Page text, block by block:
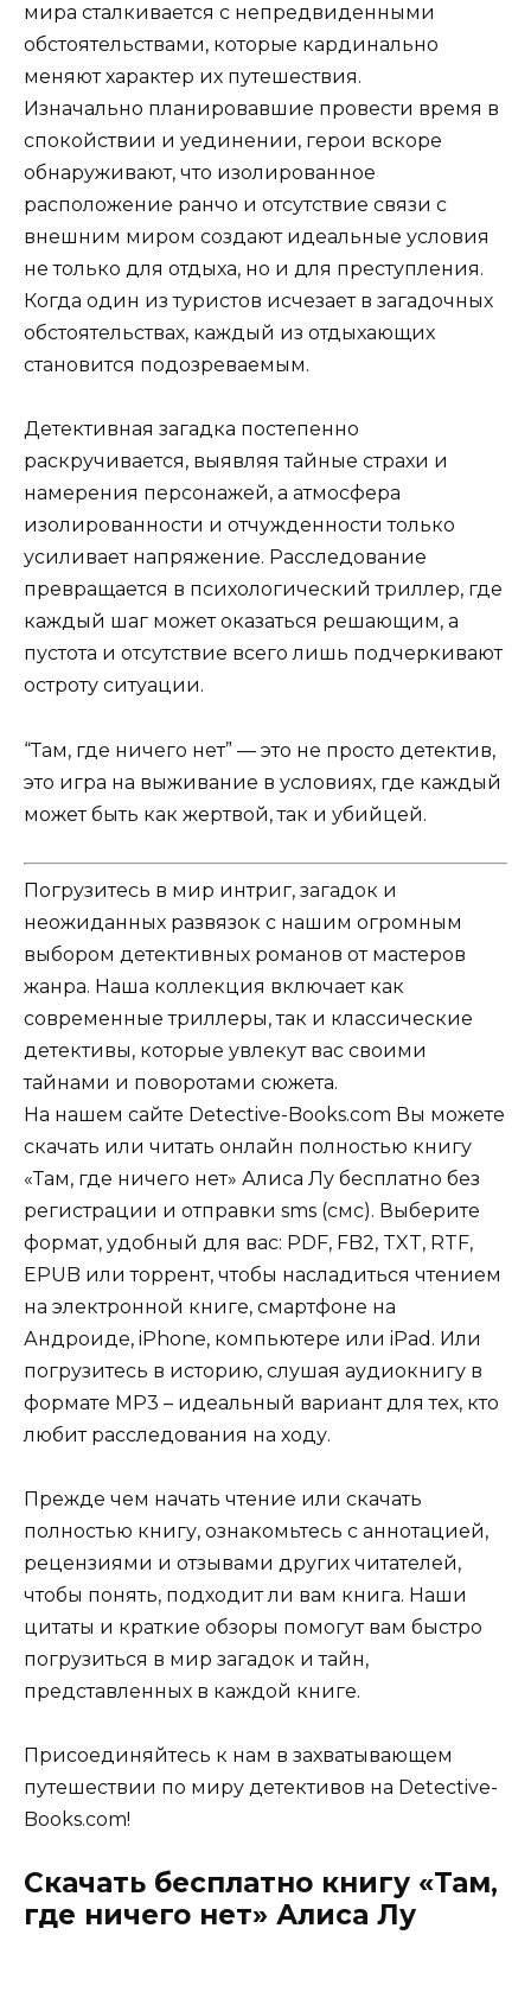
мира сталкивается с непредвиденными
обстоятельствами, которые кардинально
меняют характер их путешествия.
Изначально планировавшие провести время в
спокойствии и уединении, герои вскоре
обнаруживают, что изолированное
расположение ранчо и отсутствие связи с
внешним миром создают идеальные условия
не только для отдыха, но и для преступления.
Когда один из туристов исчезает в загадочных
обстоятельствах, каждый из отдыхающих
становится подозреваемым.
Детективная загадка постепенно
раскручивается, выявляя тайные страхи и
намерения персонажей, а атмосфера
изолированности и отчужденности только
усиливает напряжение. Расследование
превращается в психологический триллер, где
каждый шаг может оказаться решающим, а
пустота и отсутствие всего лишь подчеркивают
остроту ситуации.
“Там, где ничего нет” — это не просто детектив,
это игра на выживание в условиях, где каждый
может быть как жертвой, так и убийцей.
Погрузитесь в мир интриг, загадок и
неожиданных развязок с нашим огромным
выбором детективных романов от мастеров
жанра. Наша коллекция включает как
современные триллеры, так и классические
детективы, которые увлекут вас своими
тайнами и поворотами сюжета.
На нашем сайте Detective-Books.com Вы можете
скачать или читать онлайн полностью книгу
«Там, где ничего нет» Алиса Лу бесплатно без
регистрации и отправки sms (смс). Выберите
формат, удобный для вас: PDF, FB2, TXT, RTF,
EPUB или торрент, чтобы насладиться чтением
на электронной книге, смартфоне на
Андроиде, iPhone, компьютере или iPad. Или
погрузитесь в историю, слушая аудиокнигу в
формате MP3 – идеальный вариант для тех, кто
любит расследования на ходу.
Прежде чем начать чтение или скачать
полностью книгу, ознакомьтесь с аннотацией,
рецензиями и отзывами других читателей,
чтобы понять, подходит ли вам книга. Наши
цитаты и краткие обзоры помогут вам быстро
погрузиться в мир загадок и тайн,
представленных в каждой книге.
Присоединяйтесь к нам в захватывающем
путешествии по миру детективов на Detective-
Books.com!
Скачать бесплатно книгу «Там,
где ничего нет» Алиса Лу